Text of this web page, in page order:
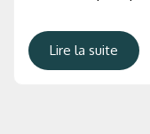
Lire la suite